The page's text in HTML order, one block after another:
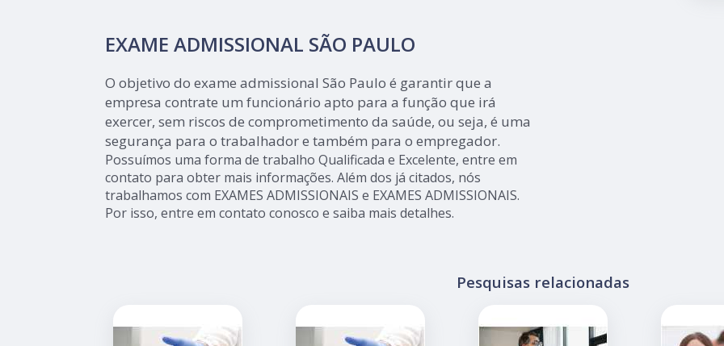
EXAME ADMISSIONAL SÃO PAULO
O objetivo do exame admissional São Paulo é garantir que a
empresa contrate um funcionário apto para a função que irá
exercer, sem riscos de comprometimento da saúde, ou seja, é uma
segurança para o trabalhador e também para o empregador.
Possuímos uma forma de trabalho Qualificada e Excelente, entre em
contato para obter mais informações. Além dos já citados, nós
trabalhamos com EXAMES ADMISSIONAIS e EXAMES ADMISSIONAIS.
Por isso, entre em contato conosco e saiba mais detalhes.
Pesquisas relacionadas